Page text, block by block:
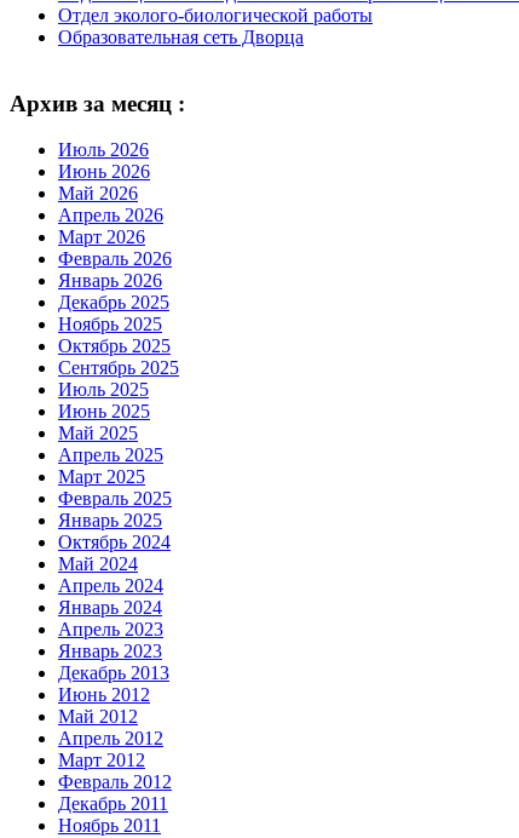
Отдел эколого-биологической работы
Образовательная сеть Дворца
Архив за месяц :
Июль 2026
Июнь 2026
Май 2026
Апрель 2026
Март 2026
Февраль 2026
Январь 2026
Декабрь 2025
Ноябрь 2025
Октябрь 2025
Сентябрь 2025
Июль 2025
Июнь 2025
Май 2025
Апрель 2025
Март 2025
Февраль 2025
Январь 2025
Октябрь 2024
Май 2024
Апрель 2024
Январь 2024
Апрель 2023
Январь 2023
Декабрь 2013
Июнь 2012
Май 2012
Апрель 2012
Март 2012
Февраль 2012
Декабрь 2011
Ноябрь 2011